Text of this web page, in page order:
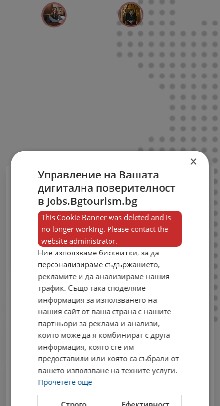
Публикувай
свободни работни
места сега!
Влез в своя профил, за да можеш да
публикуваш нови обяви в единствения
профилиран портал за работа в сферата
на туризма.
Email
Парола
×
Управление на Вашата
дигитална поверителност
в Jobs.Bgtourism.bg
This Cookie Banner was deleted and is
no longer working. Please contact the
website administrator.
Ние използваме бисквитки, за да
персонализираме съдържанието,
рекламите и да анализираме нашия
трафик. Също така споделяме
информация за използването на
нашия сайт от ваша страна с нашите
партньори за реклама и анализи,
които може да я комбинират с друга
информация, която сте им
предоставили или която са събрали от
вашето използване на техните услуги.
Прочетете още
Строго
Ефективност